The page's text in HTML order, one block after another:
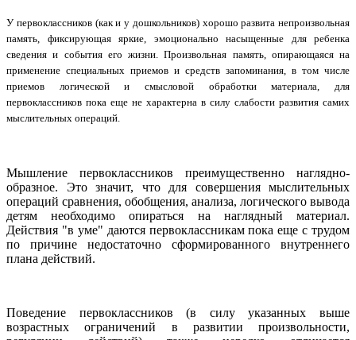
У первоклассников (как и у дошкольников) хорошо развита непроизвольная
память, фиксирующая яркие, эмоционально насыщенные для ребенка
сведения и события его жизни. Произвольная память, опирающаяся на
применение специальных приемов и средств запоминания, в том числе
приемов логической и смысловой обработки материала, для
первоклассников пока еще не характерна в силу слабости развития самих
мыслительных операций.
Мышление первоклассников преимущественно наглядно-
образное. Это значит, что для совершения мыслительных
операций сравнения, обобщения, анализа, логического вывода
детям необходимо опираться на наглядный материал.
Действия "в уме" даются первоклассникам пока еще с трудом
по причине недостаточно сформированного внутреннего
плана действий.
Поведение первоклассников (в силу указанных выше
возрастных ограничений в развитии произвольности,